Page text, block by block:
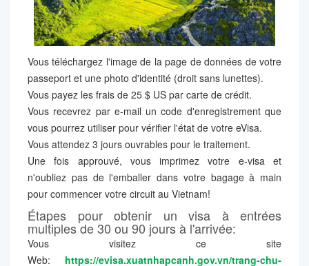
Vous téléchargez l'image de la page de données de votre
passeport et une photo d'identité (droit sans lunettes).
Vous payez les frais de 25 $ US par carte de crédit.
Vous recevrez par e-mail un code d'enregistrement que
vous pourrez utiliser pour vérifier l'état de votre eVisa.
Vous attendez 3 jours ouvrables pour le traitement.
Une fois approuvé, vous imprimez votre e-visa et
n'oubliez pas de l'emballer dans votre bagage à main
pour commencer votre circuit au Vietnam!
Étapes pour obtenir un visa à entrées
multiples de 30 ou 90 jours à l'arrivée:
Vous visitez ce site
Web: https://evisa.xuatnhapcanh.gov.vn/trang-chu-